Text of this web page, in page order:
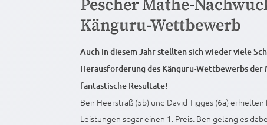
Pescher Mathe-
Känguru-Wettbewerb
Auch in diesem Jahr stellten sich wieder viele
Herausforderung des Känguru-Wettbewerbs
fantastische Resultate!
Ben Heerstraß (5b) und David Tigges (6a)
Leistungen sogar einen 1. Preis. Ben gelang es